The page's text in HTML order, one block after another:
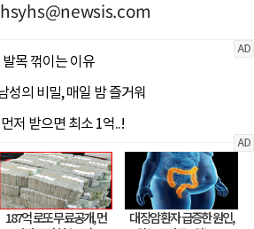
hsyhs@newsis.com